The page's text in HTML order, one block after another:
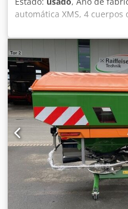
automática XMS, 4 cuerpos
cuchillas 4x 430 HD, 1 par
par de 4 rejas delanteras
DM 500 para desbloqueo
rueda de soporte oscilante